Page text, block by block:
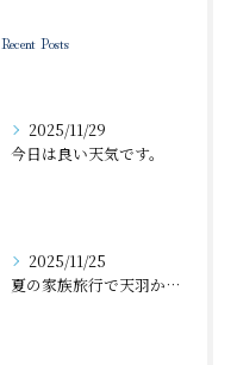
Recent Posts
2025/11/29
今日は良い天気です。
2025/11/25
夏の家族旅行で天羽から近くの体験工房で丼🍜作ったのが、忘れた...